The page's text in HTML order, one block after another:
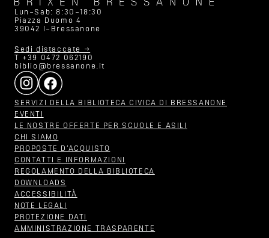
Lun–Sab: 8:30–18:30
Piazza Duomo 4
39042 I–Bressanone
Sedi distaccate →
T +39 0472 062190
biblio@bressanone.it
SERVIZI DELLA BIBLIOTECA CIVICA DI BRESSANONE
EVENTI
LE NOSTRE OFFERTE PER SCUOLE E ASILI
CHI SIAMO
PROPOSTE D‘ACQUISTO
CONTATTI E INFORMAZIONI
REGOLAMENTO DELLA BIBLIOTECA
DOWNLOADS
ACCESSIBILITÀ
NOTE LEGALI
PROTEZIONE DATI
AMMINISTRAZIONE TRASPARENTE